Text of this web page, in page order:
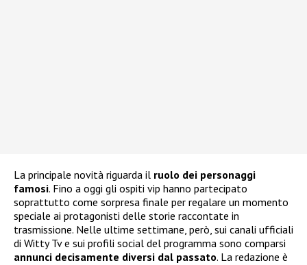
La principale novità riguarda il ruolo dei personaggi
famosi. Fino a oggi gli ospiti vip hanno partecipato
soprattutto come sorpresa finale per regalare un momento
speciale ai protagonisti delle storie raccontate in
trasmissione. Nelle ultime settimane, però, sui canali ufficiali
di Witty Tv e sui profili social del programma sono comparsi
annunci decisamente diversi dal passato. La redazione è